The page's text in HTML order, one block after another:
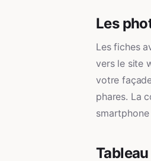
Les
Les fiches
vers le site
votre
phares. La